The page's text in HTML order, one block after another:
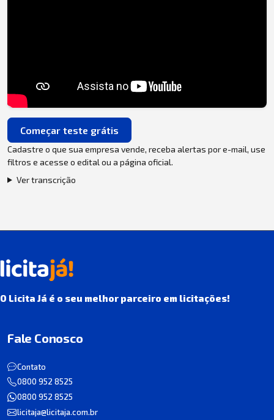
Começar teste grátis
Cadastre o que sua empresa vende, receba alertas por e-mail, use
filtros e acesse o edital ou a página oficial.
Ver transcrição
O Licita Já é o seu melhor parceiro em licitações!
Fale Conosco
Contato
0800 952 8525
0800 952 8525
licitaja@licitaja.com.br